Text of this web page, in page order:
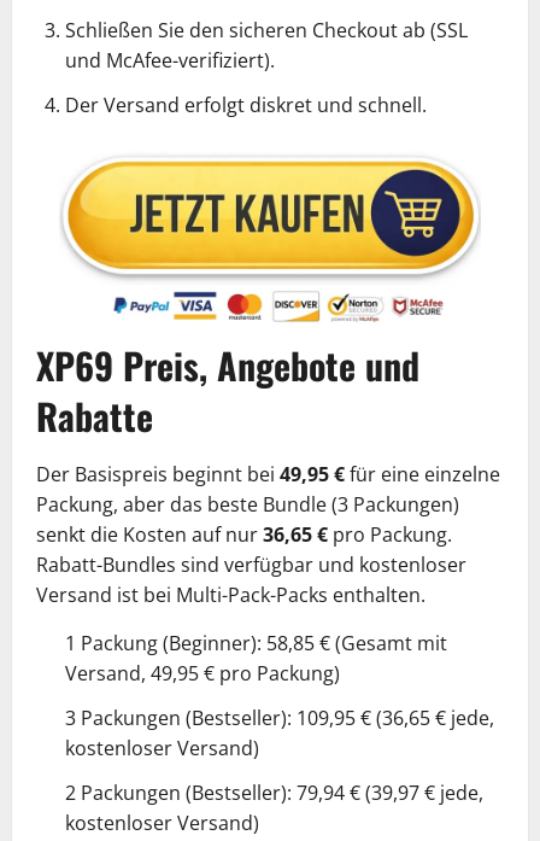
Schließen Sie den sicheren Checkout ab (SSL
und McAfee-verifiziert).
Der Versand erfolgt diskret und schnell.
XP69 Preis, Angebote und
Rabatte
Der Basispreis beginnt bei 49,95 €für eine einzelne
Packung, aber das beste Bundle (3 Packungen)
senkt die Kosten auf nur36,65 € pro Packung.
Rabatt-Bundles sind verfügbar und kostenloser
Versand ist bei Multi-Pack-Packs enthalten.
1 Packung (Beginner): 58,85 € (Gesamt mit
Versand, 49,95 € pro Packung)
3 Packungen (Bestseller): 109,95 € (36,65 € jede,
kostenloser Versand)
2 Packungen (Bestseller): 79,94 € (39,97 € jede,
kostenloser Versand)